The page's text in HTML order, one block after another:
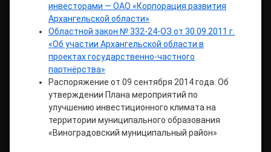
инвесторами — ОАО «Корпорация развития
Архангельской области»
Областной закон № 332-24-ОЗ от 30.09.2011 г.
«Об участии Архангельской области в
проектах государственно-частного
партнёрства»
Распоряжение от 09 сентября 2014 года. Об
утверждении Плана мероприятий по
улучшению инвестиционного климата на
территории муниципального образования
«Виноградовский муниципальный район»